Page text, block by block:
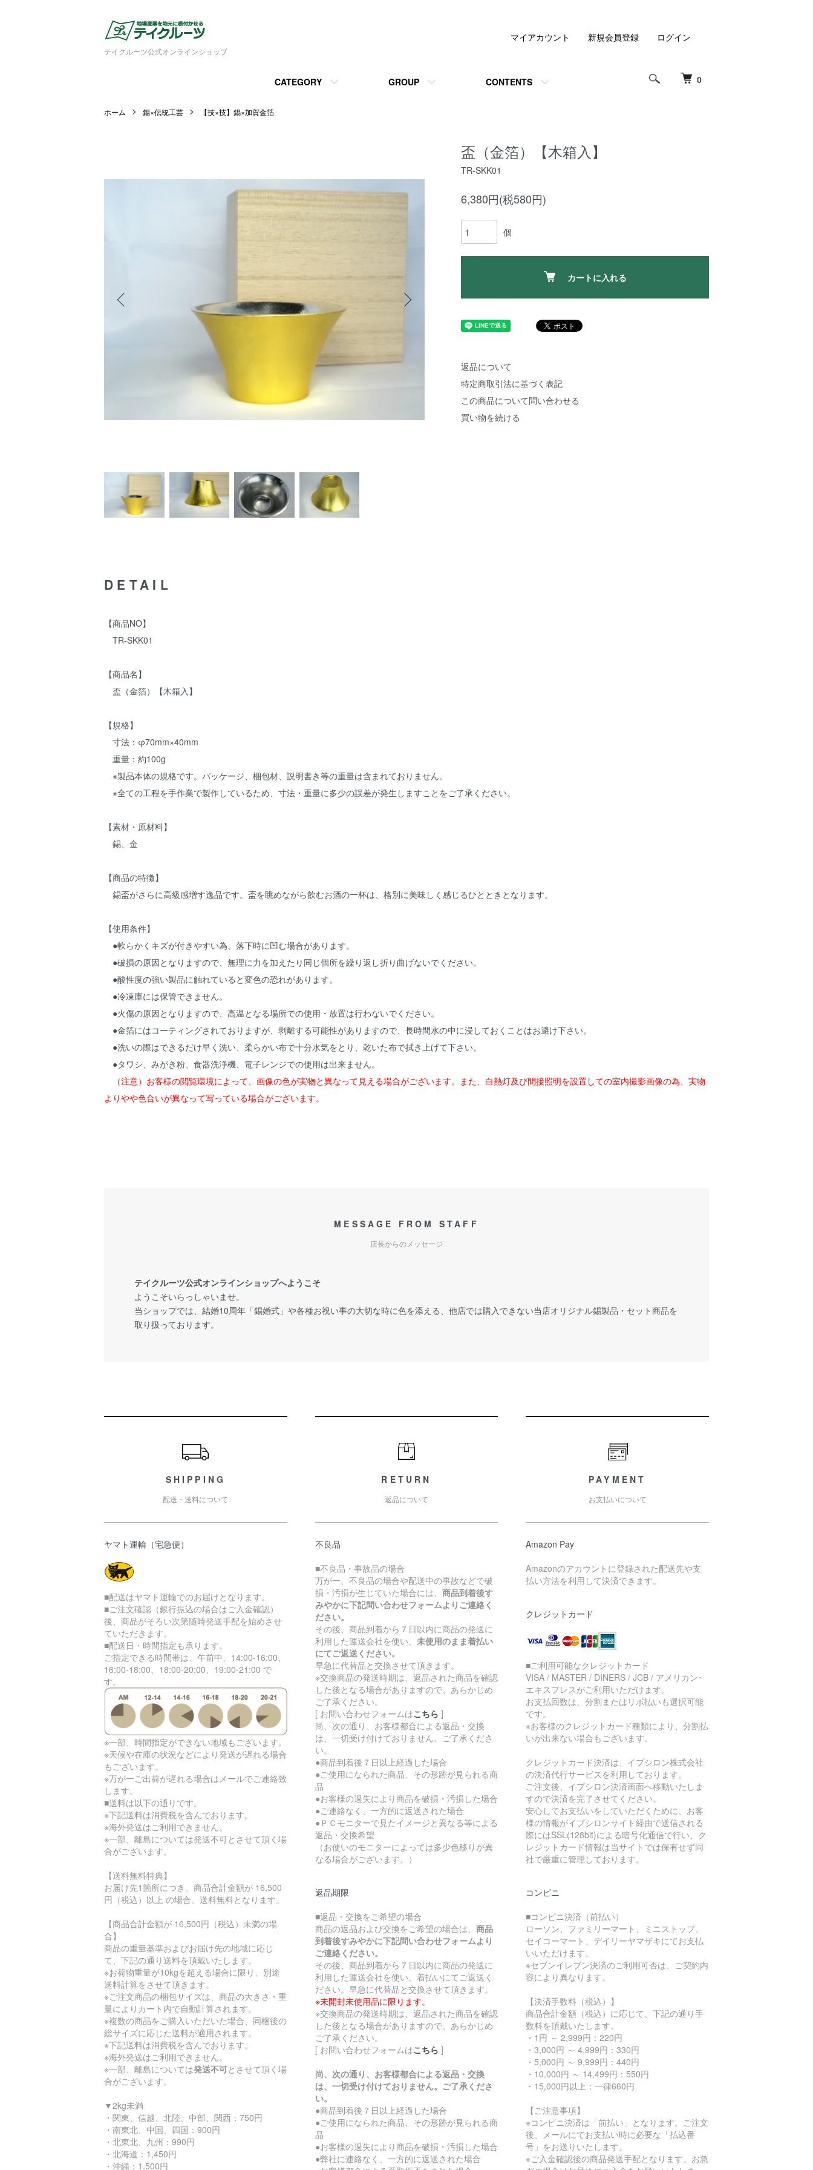
テイクルーツ公式オンラインショップ
0
CATEGORY GROUP CONTENTS
マイアカウント 新規会員登録 ログイン
ホーム 錫×伝統工芸 【技×技】錫×加賀金箔
盃（金箔）【木箱入】
TR-SKK01
6,380円(税580円)
個
カートに入れる
返品について
特定商取引法に基づく表記
この商品について問い合わせる
買い物を続ける
DETAIL
【商品NO】
TR-SKK01
【商品名】
盃（金箔）【木箱入】
【規格】
寸法：φ70mm×40mm
重量：約100g
※製品本体の規格です。パッケージ、梱包材、説明書き等の重量は含まれておりません。
※全ての工程を手作業で製作しているため、寸法・重量に多少の誤差が発生しますことをご了承ください。
【素材・原材料】
錫、金
【商品の特徴】
錫盃がさらに高級感増す逸品です。盃を眺めながら飲むお酒の一杯は、格別に美味しく感じるひとときとなります。
【使用条件】
●軟らかくキズが付きやすい為、落下時に凹む場合があります。
●破損の原因となりますので、無理に力を加えたり同じ個所を繰り返し折り曲げないでください。
●酸性度の強い製品に触れていると変色の恐れがあります。
●冷凍庫には保管できません。
●火傷の原因となりますので、高温となる場所での使用・放置は行わないでください。
●金箔にはコーティングされておりますが、剥離する可能性がありますので、長時間水の中に浸しておくことはお避け下さい。
●洗いの際はできるだけ早く洗い、柔らかい布で十分水気をとり、乾いた布で拭き上げて下さい。
●タワシ、みがき粉、食器洗浄機、電子レンジでの使用は出来ません。
（注意）お客様の閲覧環境によって、画像の色が実物と異なって見える場合がございます。また、白熱灯及び間接照明を設置しての室内撮影画像の為、実物
よりやや色合いが異なって写っている場合がございます。
MESSAGE FROM STAFF
店長からのメッセージ
テイクルーツ公式オンラインショップへようこそ
ようこそいらっしゃいませ。
当ショップでは、結婚10周年「錫婚式」や各種お祝い事の大切な時に色を添える、他店では購入できない当店オリジナル錫製品・セット商品を
取り扱っております。
SHIPPING
配送・送料について
ヤマト運輸（宅急便）
■配送はヤマト運輸でのお届けとなります。
■ご注文確認（銀行振込の場合はご入金確認）
後、商品がそろい次第随時発送手配を始めさせ
ていただきます。
■配送日・時間指定も承ります。
ご指定できる時間帯は、午前中、14:00-16:00、
16:00-18:00、18:00-20:00、19:00-21:00 で
す。
※一部、時間指定ができない地域もございます。
※天候や在庫の状況などにより発送が遅れる場合
もございます。
※万が一ご出荷が遅れる場合はメールでご連絡致
します。
■送料は以下の通りです。
※下記送料は消費税を含んでおります。
※海外発送はご利用できません。
※一部、離島については発送不可とさせて頂く場
合がございます。
【送料無料特典】
お届け先1箇所につき、商品合計金額が 16,500
円（税込）以上 の場合、送料無料となります。
【商品合計金額が 16,500円（税込）未満の場
合】
商品の重量基準およびお届け先の地域に応じ
て、下記の通り送料を頂戴いたします。
※お荷物重量が10kgを超える場合に限り、別途
送料計算をさせて頂きます。
※ご注文商品の梱包サイズは、商品の大きさ・重
量によりカート内で自動計算されます。
※複数の商品をご購入いただいた場合、同梱後の
総サイズに応じた送料が適用されます。
※下記送料は消費税を含んでおります。
※海外発送はご利用できません。
※一部、離島については発送不可とさせて頂く場
合がございます。
▼2kg未満
・関東、信越、北陸、中部、関西：750円
・南東北、中国、四国：900円
・北東北、九州：990円
・北海道：1,450円
・沖縄：1,500円
RETURN
返品について
不良品
■不良品・事故品の場合
万が一、不良品の場合や配送中の事故などで破
損・汚損が生じていた場合には、 商品到着後す
みやかに下記問い合わせフォームよりご連絡く
ださい。
その後、商品到着から７日以内に商品の発送に
利用した運送会社を使い、 未使用のまま着払い
にてご返送ください。
早急に代替品と交換させて頂きます。
※交換商品の発送時期は、返品された商品を確認
した後となる場合がありますので、あらかじめ
ご了承ください。
[ お問い合わせフォームはこちら ]
尚、次の通り、お客様都合による返品・交換
は、一切受け付けておりません。ご了承くださ
い。
●商品到着後７日以上経過した場合
●ご使用になられた商品、その形跡が見られる商
品
●お客様の過失により商品を破損・汚損した場合
●ご連絡なく、一方的に返送された場合
●ＰＣモニターで見たイメージと異なる等による
返品・交換希望
（お使いのモニターによっては多少色移りが異
なる場合がございます。）
返品期限
■返品・交換をご希望の場合
商品の返品および交換をご希望の場合は、 商品
到着後すみやかに下記問い合わせフォームより
ご連絡ください。
その後、商品到着から７日以内に商品の発送に
利用した運送会社を使い、着払いにてご返送く
ださい。早急に代替品と交換させて頂きます。
※未開封未使用品に限ります。
※交換商品の発送時期は、返品された商品を確認
した後となる場合がありますので、あらかじめ
ご了承ください。
[ お問い合わせフォームはこちら ]
尚、次の通り、お客様都合による返品・交換
は、一切受け付けておりません。ご了承くださ
い。
●商品到着後７日以上経過した場合
●ご使用になられた商品、その形跡が見られる商
品
●お客様の過失により商品を破損・汚損した場合
●弊社に連絡なく、一方的に返送された場合
PAYMENT
お支払いについて
Amazon Pay
Amazonのアカウントに登録された配送先や支
払い方法を利用して決済できます。
クレジットカード
■ご利用可能なクレジットカード
VISA / MASTER / DINERS / JCB / アメリカン･
エキスプレスがご利用いただけます。
お支払回数は、分割またはリボ払いも選択可能
です。
※お客様のクレジットカード種類により、分割払
いが出来ない場合もございます。
クレジットカード決済は、イプシロン株式会社
の決済代行サービスを利用しております。
ご注文後、イプシロン決済画面へ移動いたしま
すので決済を完了させてください。
安心してお支払いをしていただくために、お客
様の情報がイプシロンサイト経由で送信される
際にはSSL(128bit)による暗号化通信で行い、ク
レジットカード情報は当サイトでは保有せず同
社で厳重に管理しております。
コンビニ
■コンビニ決済（前払い）
ローソン、ファミリーマート、ミニストップ、
セイコーマート、デイリーヤマザキにてお支払
いいただけます。
※セブンイレブン決済のご利用可否は、ご契約内
容により異なります。
【決済手数料（税込）】
商品合計金額（税込）に応じて、下記の通り手
数料を頂戴いたします。
・1円 ～ 2,999円：220円
・3,000円 ～ 4,999円：330円
・5,000円 ～ 9,999円：440円
・10,000円 ～ 14,499円：550円
・15,000円以上：一律660円
【ご注意事項】
※コンビニ決済は「前払い」となります。ご注文
後、メールにてお支払い時に必要な「払込番
号」をお送りいたします。
※ご入金確認後の商品発送手配となります。お急